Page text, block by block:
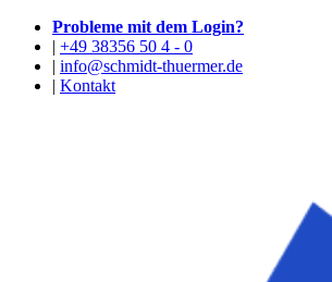
Probleme mit dem Login?
| +49 38356 50 4 - 0
| info@schmidt-thuermer.de
| Kontakt